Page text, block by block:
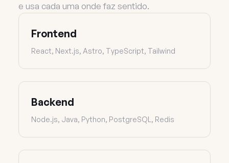
e usa cada uma onde faz sentido.
Frontend
React, Next.js, Astro, TypeScript, Tailwind
Backend
Node.js, Java, Python, PostgreSQL, Redis